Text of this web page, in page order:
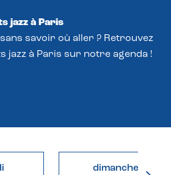
jazz à Paris
savoir où aller ? Retrouvez
jazz à Paris sur notre agenda !
dimanche